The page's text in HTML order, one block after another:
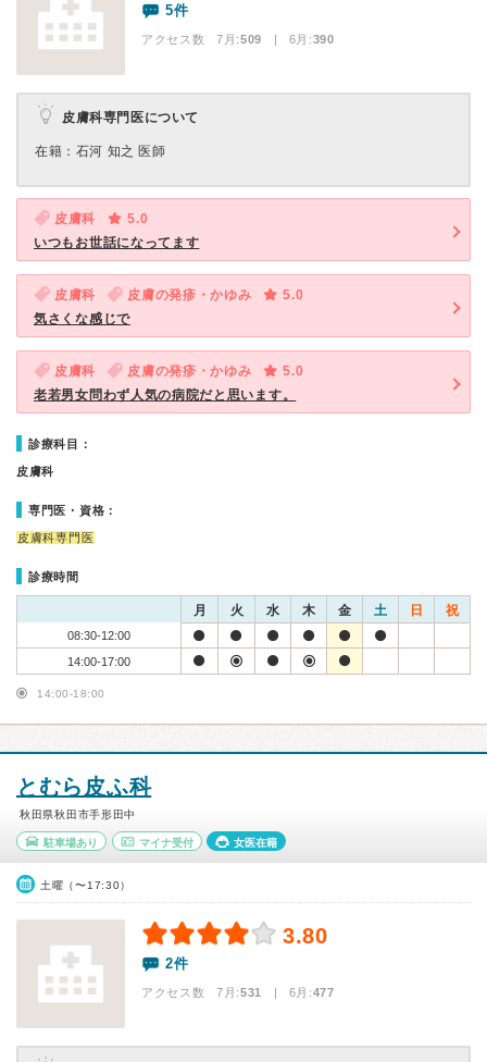
5件
アクセス数 7月:509 | 6月:390
皮膚科専門医について
在籍：石河 知之 医師
皮膚科
5.0
いつもお世話になってます
皮膚科 皮膚の発疹・かゆみ
5.0
気さくな感じで
皮膚科 皮膚の発疹・かゆみ
5.0
老若男女問わず人気の病院だと思います。
診療科目：
皮膚科
専門医・資格：
皮膚科専門医
診療時間
月 火 水 木 金 土 日 祝
08:30-12:00
14:00-17:00
14:00-18:00
とむら皮ふ科
秋田県秋田市手形田中
駐車場あり マイナ受付 女医在籍
土曜（〜17:30）
3.80
2件
アクセス数 7月:531 | 6月:477